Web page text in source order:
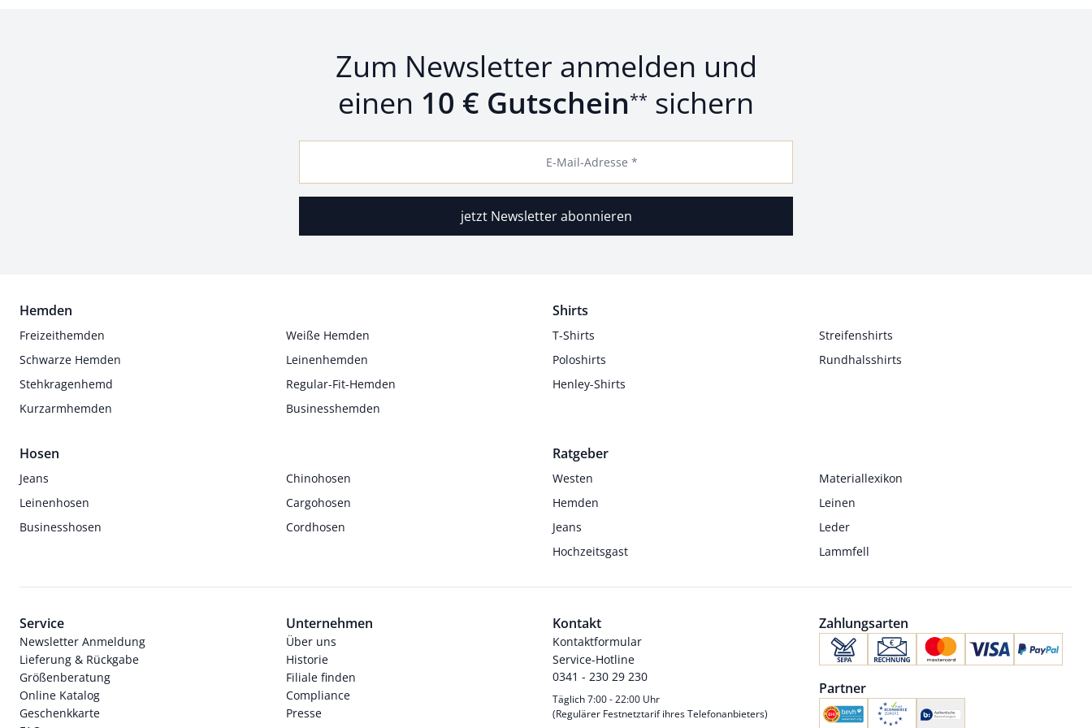
Zum Newsletter anmelden und
einen 10 € Gutschein** sichern
E-Mail-Adresse *
jetzt Newsletter abonnieren
Hemden
Freizeithemden
Weiße Hemden
Schwarze Hemden
Leinenhemden
Stehkragenhemd
Regular-Fit-Hemden
Kurzarmhemden
Businesshemden
Shirts
T-Shirts
Streifenshirts
Poloshirts
Rundhalsshirts
Henley-Shirts
Hosen
Jeans
Chinohosen
Leinenhosen
Cargohosen
Businesshosen
Cordhosen
Ratgeber
Westen
Materiallexikon
Hemden
Leinen
Jeans
Leder
Hochzeitsgast
Lammfell
Service
Newsletter Anmeldung
Lieferung & Rückgabe
Größenberatung
Online Katalog
Geschenkkarte
Unternehmen
Über uns
Historie
Filiale finden
Compliance
Presse
Kontakt
Kontaktformular
Service-Hotline
0341 - 230 29 230
Täglich 7:00 - 22:00 Uhr
(Regulärer Festnetztarif ihres Telefonanbieters)
Zahlungsarten
Partner